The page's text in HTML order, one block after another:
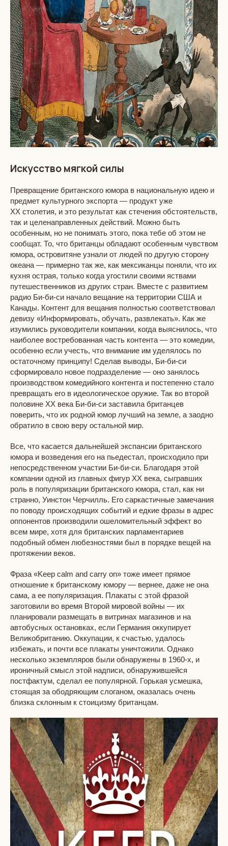
Искусство мягкой силы
Превращение британского юмора в национальную идею и
предмет культурного экспорта — продукт уже
XX столетия, и это результат как стечения обстоятельств,
так и целенаправленных действий. Можно быть
особенным, но не понимать этого, пока тебе об этом не
сообщат. То, что британцы обладают особенным чувством
юмора, островитяне узнали от людей по другую сторону
океана — примерно так же, как мексиканцы поняли, что их
кухня острая, только когда угостили своими яствами
путешественников из других стран. Вместе с развитием
радио Би-би-си начало вещание на территории США и
Канады. Контент для вещания полностью соответствовал
девизу «Информировать, обучать, развлекать». Как же
изумились руководители компании, когда выяснилось, что
наиболее востребованная часть контента — это комедии,
особенно если учесть, что внимание им уделялось по
остаточному принципу! Сделав выводы, Би-би-си
сформировало новое подразделение — оно занялось
производством комедийного контента и постепенно стало
превращать его в идеологическое оружие. Так во второй
половине XX века Би-би-си заставила британцев
поверить, что их родной юмор лучший на земле, а заодно
обратило в свою веру остальной мир.
Все, что касается дальнейшей экспансии британского
юмора и возведения его на пьедестал, происходило при
непосредственном участии Би-би-си. Благодаря этой
компании одной из главных фигур XX века, сыгравших
роль в популяризации британского юмора, стал, как ни
странно, Уинстон Черчилль. Его саркастичные замечания
по поводу происходящих событий и едкие фразы в адрес
оппонентов производили ошеломительный эффект во
всем мире, хотя для британских парламентариев
подобный обмен любезностями был в порядке вещей на
протяжении веков.
Фраза «Keep calm and carry on» тоже имеет прямое
отношение к британскому юмору — вернее, даже не она
сама, а ее популяризация. Плакаты с этой фразой
заготовили во время Второй мировой войны — их
планировали размещать в витринах магазинов и на
автобусных остановках, если Германия оккупирует
Великобританию. Оккупации, к счастью, удалось
избежать, и почти все плакаты уничтожили. Однако
несколько экземпляров были обнаружены в 1960-х, и
ироничный смысл этой надписи, обнаружившейся
постфактум, сделал ее популярной. Горькая усмешка,
стоящая за ободряющим слоганом, оказалась очень
близка склонным к стоицизму британцам.